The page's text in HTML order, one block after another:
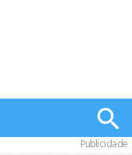
Publicidade